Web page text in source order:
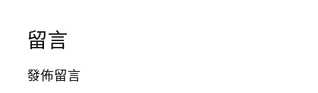
留言
發佈留言